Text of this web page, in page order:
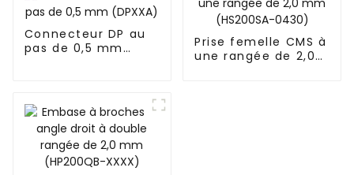
Connecteur DP au
pas de 0,5 mm
Prise femelle CMS à
une rangée de 2,0